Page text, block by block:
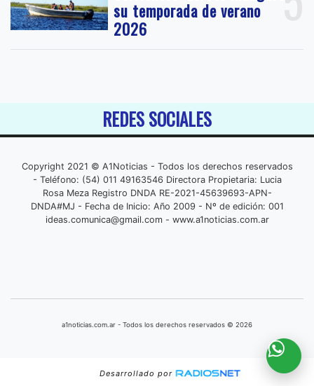
su temporada de verano
2026
REDES SOCIALES
Copyright 2021 © A1Noticias - Todos los derechos reservados
- Teléfono: (54) 011 49163546 Directora Propietaria: Lucia
Rosa Meza Registro DNDA RE-2021-45639693-APN-
DNDA#MJ - Fecha de Inicio: Año 2009 - Nº de edición: 001
ideas.comunica@gmail.com- www.a1noticias.com.ar
a1noticias.com.ar - Todos los derechos reservados © 2026
Desarrollado por